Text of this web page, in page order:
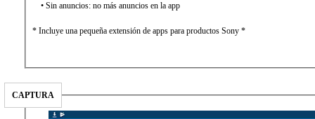
• Sin anuncios: no más anuncios en la app
* Incluye una pequeña extensión de apps para productos Sony *
CAPTURA